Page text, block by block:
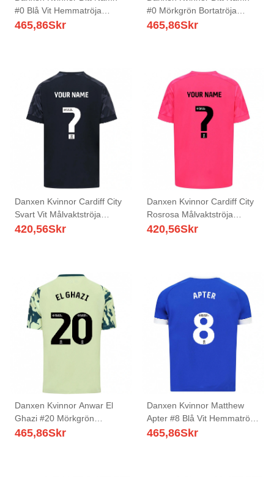
#0 Blå Vit Hemmatröja
Matchtröjor 2025/26 Tröjor
465,86Skr
#0 Mörkgrön Bortatröja
Matchtröjor 2025/26 Tröjor
465,86Skr
Danxen Kvinnor Cardiff City
Svart Vit Målvaktströja
2025/26 T-tröja
420,56Skr
Danxen Kvinnor Cardiff City
Rosrosa Målvaktströja
2025/26 T-tröja
420,56Skr
Danxen Kvinnor Anwar El
Ghazi #20 Mörkgrön
Bortatröja Matchtröjor
465,86Skr
Danxen Kvinnor Matthew
Apter #8 Blå Vit Hemmatröja
Matchtröjor 2025/26 Tröjor
465,86Skr